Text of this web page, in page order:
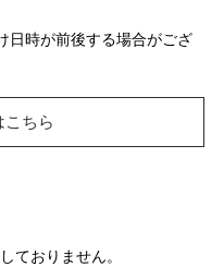
日時が前後する場合がござ
ちら
ておりません。